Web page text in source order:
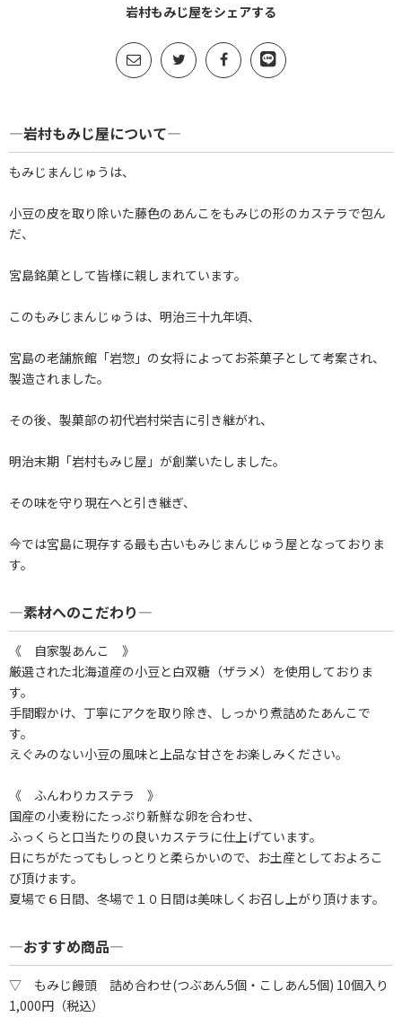
岩村もみじ屋をシェアする
―岩村もみじ屋について―
もみじまんじゅうは、
小豆の皮を取り除いた藤色のあんこをもみじの形のカステラで包ん
だ、
宮島銘菓として皆様に親しまれています。
このもみじまんじゅうは、明治三十九年頃、
宮島の老舗旅館「岩惣」の女将によってお茶菓子として考案され、
製造されました。
その後、製菓部の初代岩村栄吉に引き継がれ、
明治末期「岩村もみじ屋」が創業いたしました。
その味を守り現在へと引き継ぎ、
今では宮島に現存する最も古いもみじまんじゅう屋となっておりま
す。
―素材へのこだわり―
《 自家製あんこ 》
厳選された北海道産の小豆と白双糖（ザラメ）を使用しておりま
す。
手間暇かけ、丁寧にアクを取り除き、しっかり煮詰めたあんこで
す。
えぐみのない小豆の風味と上品な甘さをお楽しみください。
《 ふんわりカステラ 》
国産の小麦粉にたっぷり新鮮な卵を合わせ、
ふっくらと口当たりの良いカステラに仕上げています。
日にちがたってもしっとりと柔らかいので、お土産としておよろこ
び頂けます。
夏場で６日間、冬場で１０日間は美味しくお召し上がり頂けます。
―おすすめ商品―
▽ もみじ饅頭 詰め合わせ(つぶあん5個・こしあん5個) 10個入り
1,000円（税込）